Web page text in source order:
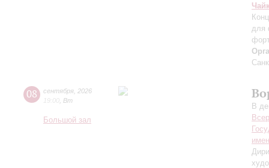
для
08 сентября 2026
19:00 Вт
Большой зал
В